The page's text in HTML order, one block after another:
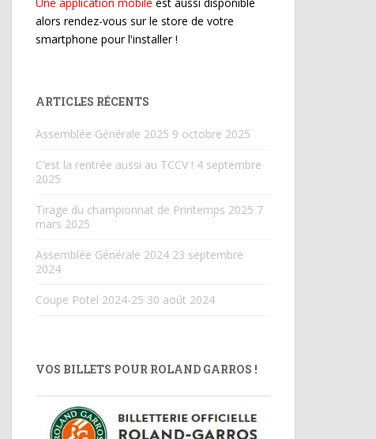
alors rendez-vous sur le store de votre
smartphone pour l'installer !
ARTICLES RÉCENTS
Assemblée Générale 2025 9 octobre 2025
C’est la rentrée aussi au TCCV ! 4 septembre
2025
Tirage du championnat de Printemps 2025 7
mars 2025
Assemblée Générale 2024 23 septembre
2024
Coupe Potel 2024-25 30 août 2024
VOS BILLETS POUR ROLAND GARROS !